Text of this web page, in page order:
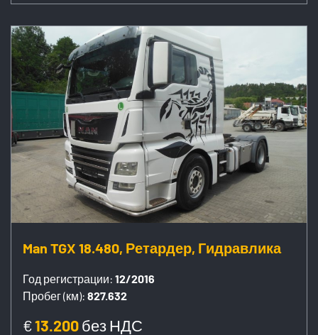
Man TGX 18.480, Ретардер, Гидравлика
Год регистрации: 12/2016
Пробег (км): 827.632
€13.200без НДС